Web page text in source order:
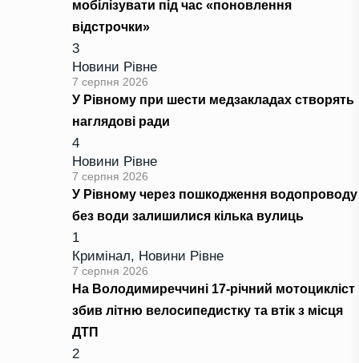
мобілізувати під час «поновлення
відстрочки»
3
Новини Рівне
7 серпня 2026
У Рівному при шести медзакладах створять
наглядові ради
4
Новини Рівне
7 серпня 2026
У Рівному через пошкодження водопроводу
без води залишилися кілька вулиць
1
Кримінал, Новини Рівне
7 серпня 2026
На Володимиреччині 17-річний мотоцикліст
збив літню велосипедистку та втік з місця
ДТП
2